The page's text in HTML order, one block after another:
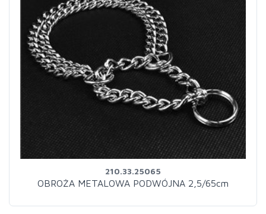
210.33.25065
OBROŻA METALOWA PODWÓJNA 2,5/65cm